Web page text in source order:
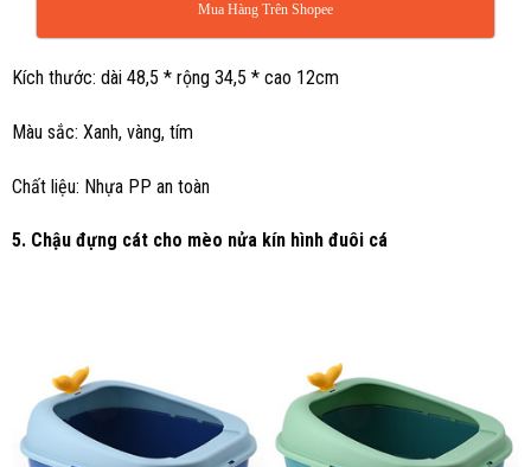
Mua Hàng Trên Shopee
Kích thước: dài 48,5 * rộng 34,5 * cao 12cm
Màu sắc: Xanh, vàng, tím
Chất liệu: Nhựa PP an toàn
5. Chậu đựng cát cho mèo nửa kín hình đuôi cá